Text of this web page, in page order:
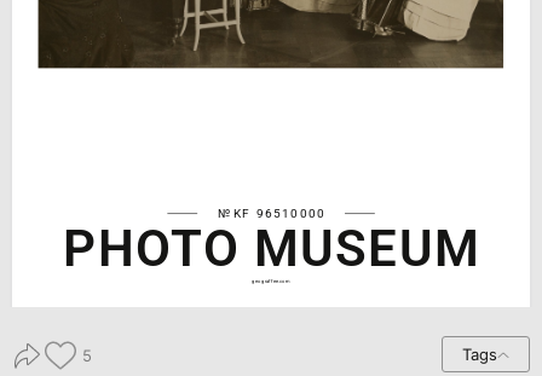
№KF 96510000
PHOTO MUSEUM
geograffee.com
5 Tags